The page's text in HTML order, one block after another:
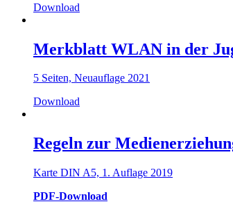
Download
Merkblatt WLAN in der
5 Seiten, Neuauflage 2021
Download
Regeln zur
Karte DIN A5, 1. Auflage 2019
PDF-Download